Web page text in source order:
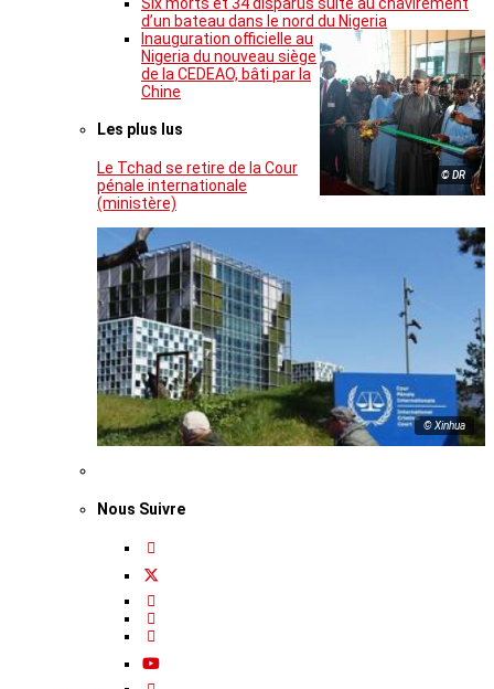
d’un bateau dans le nord du Nigeria
© DR
Inauguration officielle au
Nigeria du nouveau siège
de la CEDEAO, bâti par la
Chine
Les plus lus
Le Tchad se retire de la Cour
pénale internationale
(ministère)
© Xinhua
Nous Suivre